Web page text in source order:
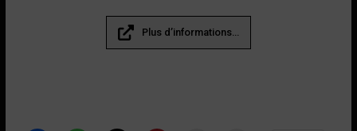
Plus d’informations…